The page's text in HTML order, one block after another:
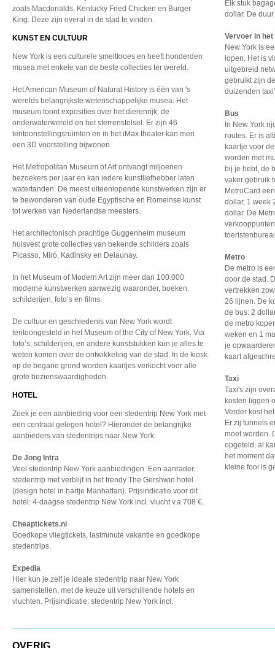
zoals Macdonalds, Kentucky Fried Chicken en Burger
King. Deze zijn overal in de stad te vinden.
KUNST EN CULTUUR
New York is een culturele smeltkroes en heeft honderden
musea met enkele van de beste collecties ter wereld.
Het American Museum of Natural History is één van 's
werelds belangrijkste wetenschappelijke musea. Het
museum toont exposities over het dierenrijk, de
onderwaterwereld en het sterrenstelsel. Er zijn 46
tentoonstellingsruimten en in het iMax theater kan men
een 3D voorstelling bijwonen.
Het Metropolitan Museum of Art ontvangt miljoenen
bezoekers per jaar en kan iedere kunstliefhebber laten
watertanden. De meest uiteenlopende kunstwerken zijn er
te bewonderen van oude Egyptische en Romeinse kunst
tot werken van Nederlandse meesters.
Het architectonisch prachtige Guggenheim museum
huisvest grote collecties van bekende schilders zoals
Picasso, Miró, Kadinsky en Delaunay.
In het Museum of Modern Art zijn meer dan 100.000
moderne kunstwerken aanwezig waaronder, boeken,
schilderijen, foto’s en films.
De cultuur en geschiedenis van New York wordt
tentoongesteld in het Museum of the City of New York. Via
foto’s, schilderijen, en andere kunststukken kun je alles te
weten komen over de ontwikkeling van de stad. In de kiosk
op de begane grond worden kaartjes verkocht voor alle
grote bezienswaardigheden.
HOTEL
Zoek je een aanbieding voor een stedentrip New York met
een centraal gelegen hotel? Hieronder de belangrijke
aanbieders van stedentrips naar New York:
De Jong Intra
Veel stedentrip New York aanbiedingen. Een aanrader:
stedentrip met verblijf in het trendy The Gershwin hotel
(design hotel in hartje Manhattan). Prijsindicatie voor dit
hotel: 4-daagse stedentrip New York incl. vlucht v.a 708 €.
Cheaptickets.nl
Goedkope vliegtickets, lastminute vakantie en goedkope
stedentrips.
Expedia
Hier kun je zelf je ideale stedentrip naar New York
samenstellen, met de keuze uit verschillende hotels en
vluchten. Prijsindicatie: stedentrip New York incl.
Elk stuk
dollar. De
Vervoer in
New York is
lopen. Het is
uitgebreid
gebruikt zijn
duizenden
Bus
In New York
routes. Er is
kaartje voor
worden met
bij je hebt, de
vaker gebruik
MetroCard
dollar, 1 week
dollar. De
Metro
De metro is
door de stad.
vertrekken
26 lijnen. De
de bus: 2
de metro
weken en 1
je
kaart
Taxi
Taxi's zijn
kosten liggen
Verder kost
Er zij tunnels
moet worden.
opgeteld, al
het moment
kleine fooi is
OVERIG